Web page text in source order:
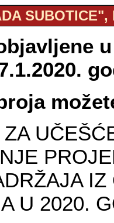
SUBOTICE",
U 2020.